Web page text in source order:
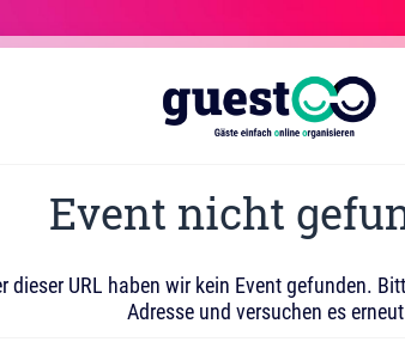
Event nicht
dieser URL haben wir kein Event gefunden.
Adresse und versuchen es